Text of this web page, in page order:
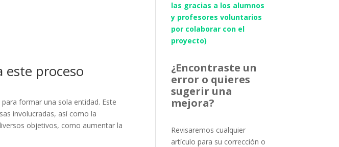
este proceso
formar una sola entidad. Este
involucradas, así como la
objetivos, como aumentar la
las gracias a los alumnos
y profesores voluntarios
por colaborar con el
proyecto)
¿Encontraste un
error o quieres
sugerir una
mejora?
Revisaremos cualquier
artículo para su corrección o